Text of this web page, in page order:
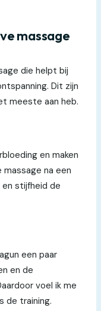
massage
die helpt bij
Dit zijn
meeste aan heb.
en maken
massage na een
en stijfheid de
een paar
en de
voel ik me
de training.